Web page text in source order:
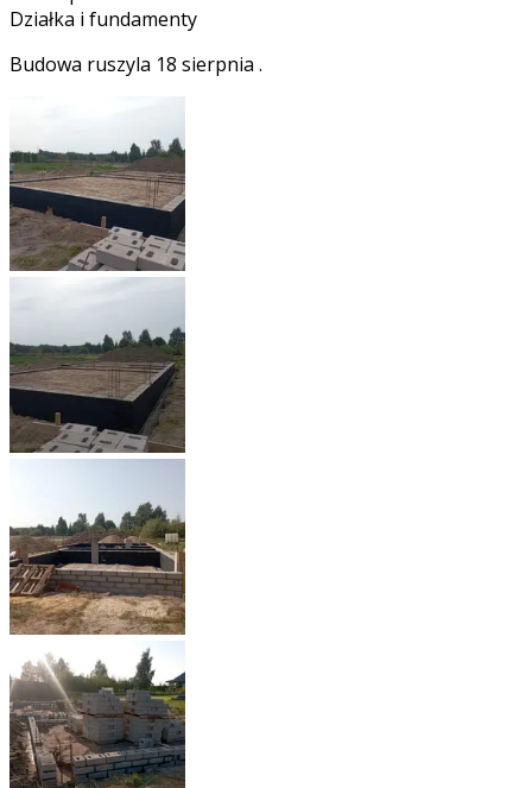
Działka i fundamenty
Budowa ruszyla 18 sierpnia .